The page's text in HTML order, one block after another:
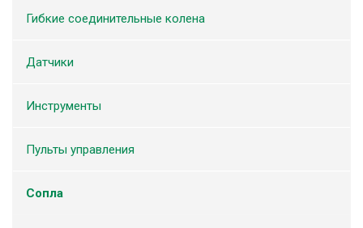
Гибкие соединительные колена
Датчики
Инструменты
Пульты управления
Сопла